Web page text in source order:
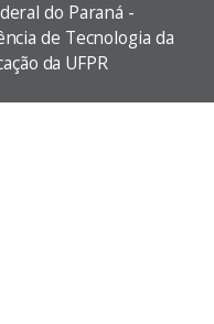
do Paraná -
de Tecnologia da
da UFPR